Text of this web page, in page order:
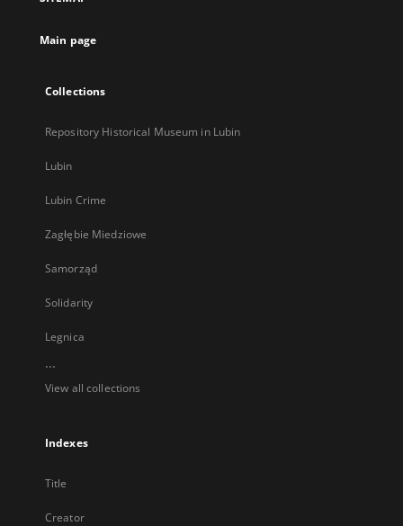
new
Main page
Collections
Repository Historical Museum in Lubin
Lubin
Lubin Crime
Zagłębie Miedziowe
Samorząd
Solidarity
Legnica
...
View all collections
Indexes
Title
Creator